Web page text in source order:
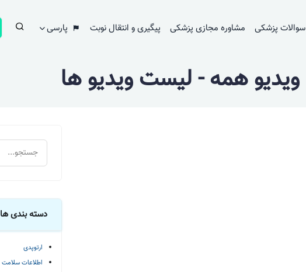
سوالات پزشکی مشاوره مجازی پزشکی پیگیری و انتقال نوبت پارسی
ویدیو همه - لیست ویدیو ها
دسته بندی ها
ارتوپدی
اطلاعات سلامت